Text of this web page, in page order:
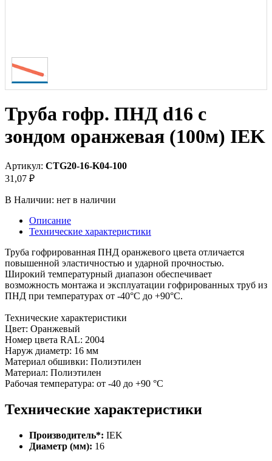
Труба гофр. ПНД d16 с
зондом оранжевая (100м) IEK
Артикул: CTG20-16-K04-100
31,07 ₽
В Наличии: нет в наличии
Описание
Технические характеристики
Труба гофрированная ПНД оранжевого цвета отличается
повышенной эластичностью и ударной прочностью.
Широкий температурный диапазон обеспечивает
возможность монтажа и эксплуатации гофрированных труб из
ПНД при температурах от -40°С до +90°С.
Технические характеристики
Цвет: Оранжевый
Номер цвета RAL: 2004
Наруж диаметр: 16 мм
Материал обшивки: Полиэтилен
Материал: Полиэтилен
Рабочая температура: от -40 до +90 °C
Технические характеристики
Производитель*: IEK
Диаметр (мм): 16